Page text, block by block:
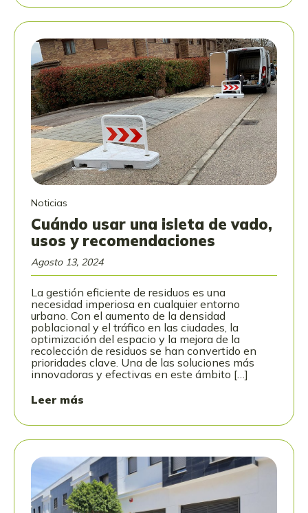
Noticias
Cuándo usar una isleta de vado,
usos y recomendaciones
Agosto 13, 2024
La gestión eficiente de residuos es una
necesidad imperiosa en cualquier entorno
urbano. Con el aumento de la densidad
poblacional y el tráfico en las ciudades, la
optimización del espacio y la mejora de la
recolección de residuos se han convertido en
prioridades clave. Una de las soluciones más
innovadoras y efectivas en este ámbito […]
Leer más